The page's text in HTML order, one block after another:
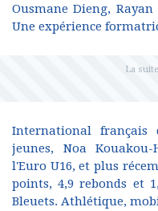
Ousmane Dieng,
Une expérience
International français
jeunes, Noa
l'Euro U16, et plus
points, 4,9 rebonds et
Bleuets. Athlétique,